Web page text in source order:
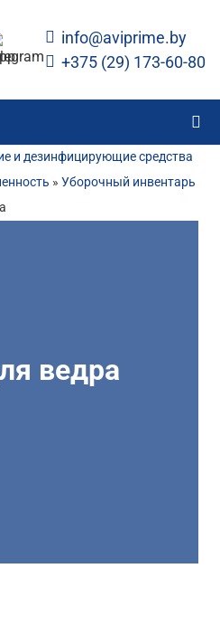
info@aviprime.by
+375 (29) 173-60-80
и дезинфицирующие средства
» Уборочный инвентарь
ведра